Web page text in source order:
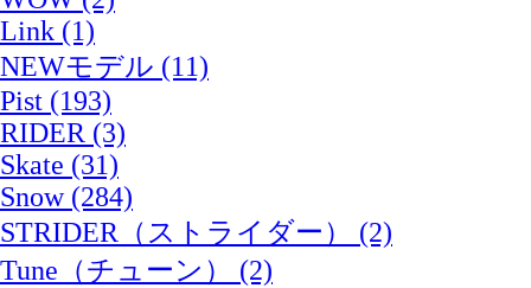
Link (1)
NEWモデル (11)
Pist (193)
RIDER (3)
Skate (31)
Snow (284)
STRIDER（ストライダー） (2)
Tune（チューン） (2)